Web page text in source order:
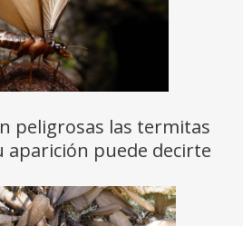
peligrosas las termitas
aparición puede decirte